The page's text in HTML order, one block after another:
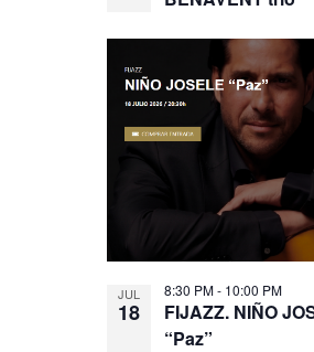
JUL
18
FIJAZZ. NIÑO
“Paz”
8:30 PM- 10:00 PM